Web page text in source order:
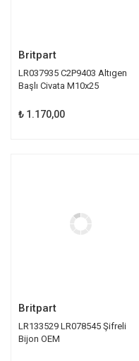
Britpart
LR037935 C2P9403 Altıgen
Başlı Civata M10x25
₺ 1.170,00
Britpart
LR133529 LR078545 Şifreli
Bijon OEM